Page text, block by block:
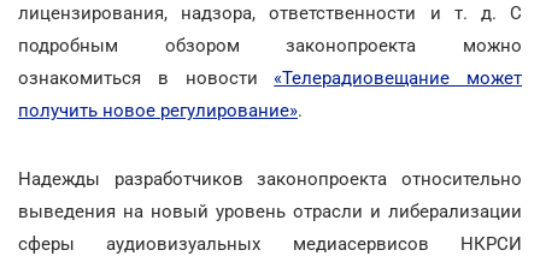
лицензирования, надзора, ответственности и т. д. С
подробным обзором законопроекта можно
ознакомиться в новости «Телерадиовещание может
получить новое регулирование».
Надежды разработчиков законопроекта относительно
выведения на новый уровень отрасли и либерализации
сферы аудиовизуальных медиасервисов НКРСИ